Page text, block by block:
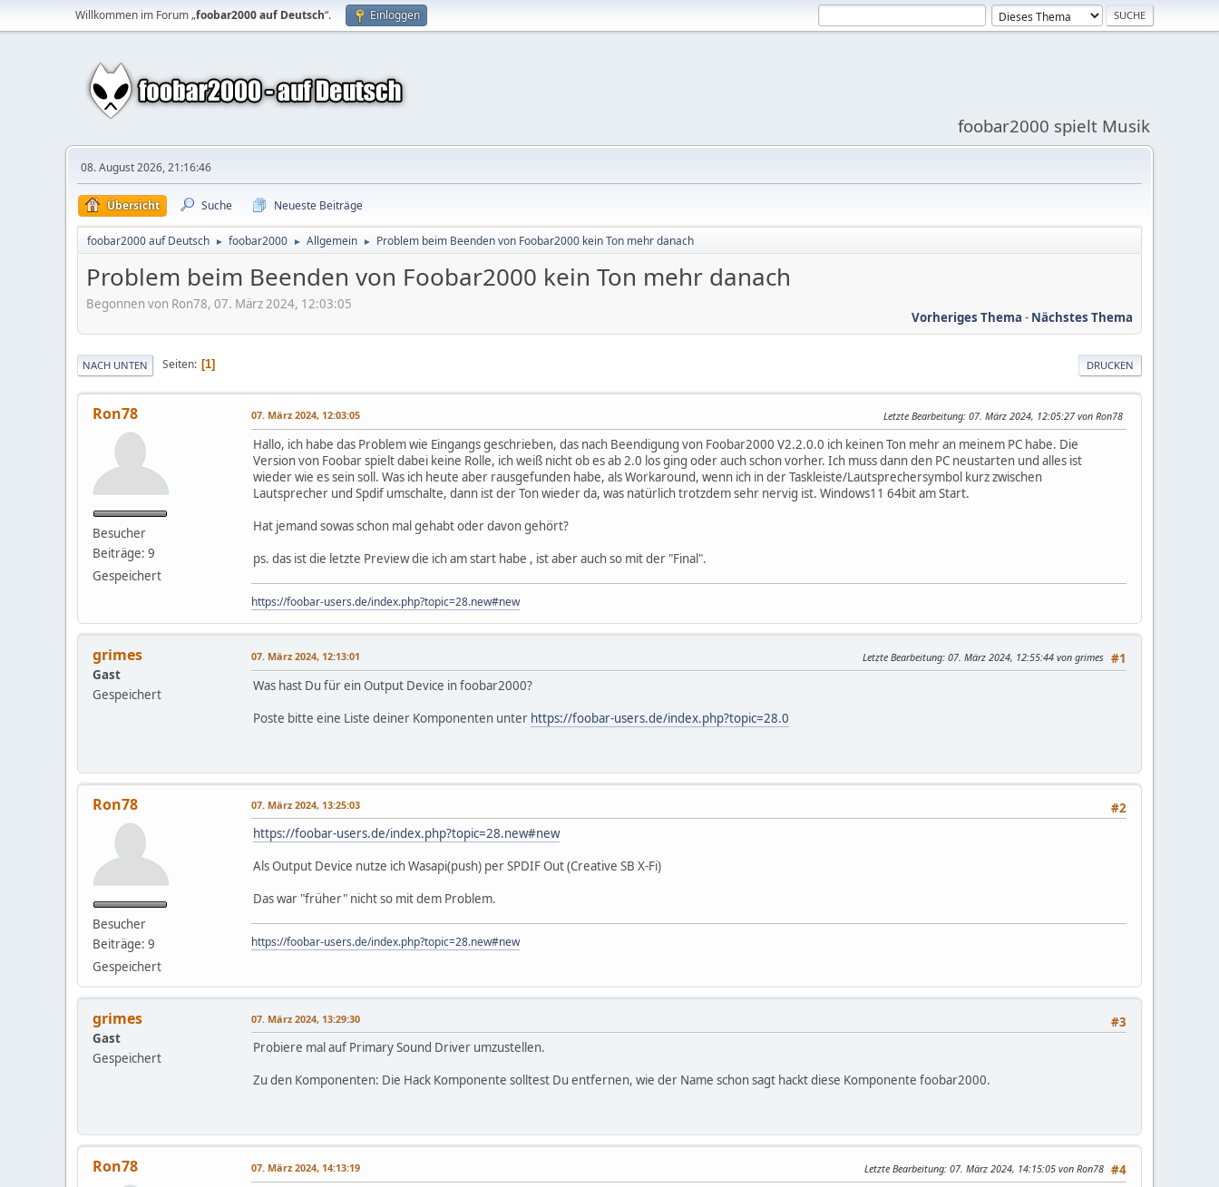
Willkommen im Forum „foobar2000 auf Deutsch“. Einloggen
foobar2000 spielt Musik
08. August 2026, 21:16:46
Übersicht Suche Neueste Beiträge
foobar2000 auf Deutsch ► foobar2000 ► Allgemein ► Problem beim Beenden von Foobar2000 kein Ton mehr danach
Problem beim Beenden von Foobar2000 kein Ton mehr danach
Begonnen von Ron78, 07. März 2024, 12:03:05
Vorheriges Thema - Nächstes Thema
DRUCKEN
NACH UNTEN Seiten 1
Ron78
Besucher
Beiträge: 9
Gespeichert
07. März 2024, 12:03:05 Letzte Bearbeitung: 07. März 2024, 12:05:27 von Ron78
Hallo, ich habe das Problem wie Eingangs geschrieben, das nach Beendigung von Foobar2000 V2.2.0.0 ich keinen Ton mehr an meinem PC habe. Die
Version von Foobar spielt dabei keine Rolle, ich weiß nicht ob es ab 2.0 los ging oder auch schon vorher. Ich muss dann den PC neustarten und alles ist
wieder wie es sein soll. Was ich heute aber rausgefunden habe, als Workaround, wenn ich in der Taskleiste/Lautsprechersymbol kurz zwischen
Lautsprecher und Spdif umschalte, dann ist der Ton wieder da, was natürlich trotzdem sehr nervig ist. Windows11 64bit am Start.
Hat jemand sowas schon mal gehabt oder davon gehört?
ps. das ist die letzte Preview die ich am start habe , ist aber auch so mit der "Final".
https://foobar-users.de/index.php?topic=28.new#new
grimes
Gast
Gespeichert
#1
07. März 2024, 12:13:01 Letzte Bearbeitung: 07. März 2024, 12:55:44 von grimes
Was hast Du für ein Output Device in foobar2000?
Poste bitte eine Liste deiner Komponenten unter https://foobar-users.de/index.php?topic=28.0
Ron78
Besucher
Beiträge: 9
Gespeichert
#2
07. März 2024, 13:25:03
https://foobar-users.de/index.php?topic=28.new#new
Als Output Device nutze ich Wasapi(push) per SPDIF Out (Creative SB X-Fi)
Das war "früher" nicht so mit dem Problem.
https://foobar-users.de/index.php?topic=28.new#new
grimes
Gast
Gespeichert
#3
07. März 2024, 13:29:30
Probiere mal auf Primary Sound Driver umzustellen.
Zu den Komponenten: Die Hack Komponente solltest Du entfernen, wie der Name schon sagt hackt diese Komponente foobar2000.
Ron78 #4
07. März 2024, 14:13:19 Letzte Bearbeitung: 07. März 2024, 14:15:05 von Ron78